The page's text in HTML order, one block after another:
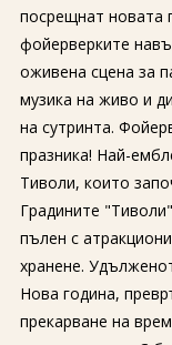
посрещнат новата
фойерверките
оживена сцена за
музика на живо и
на сутринта.
празника! Най-
Тиволи, които
Градините
пълен с
хранене.
Нова година,
прекарване на